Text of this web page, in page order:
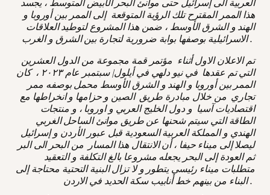
هذا الممر المقترح تلك الرؤية المتوقعة إلى الممر بين أوروبا و
الهند و الشرق الأوسط ، ضمن هذا المشروع لتوطيد العلاقات
الاسرائيلية بوصفها بوابة ضرورية لتجارة بين الشرق و الغرب .
تم الاعلان الاول أثناء مؤتمر قمة مجموعة من الدول العشرين
التي تم عقدها في نيو دلهي في أيلول/ سبتمبر عام ٢٠٢٣ ، كان
الممر بين أوروبا و الهند و الشرق الأوسط محمل بوصفه ممر
تجاري من خلال مبادرة طريق الصين و حزامها و انخراطها مع
اقتصاديات آسيا و دول الخليج العربي و اوروبا ، و منتجات
الطاقة التي سيتم شحنها عن طريق موانئ الساحل الغربي
الهندي و المملكة العربية السعودية قبل عبور الأردن و إسرائيل
ليصلا إلى ميناء حيفا ، أن الانتقال هذا المسار من البحر الى البر
ثم العودة إلى البحر يجعله مشروعا بالغ التكلفة و التعقيد
متطلبات ميناء رئيسي يتطور و لا تزال البنية التحتية محتاجة إلى
البناء من بينهم خط أنابيب سكة الحديد في الاردن .